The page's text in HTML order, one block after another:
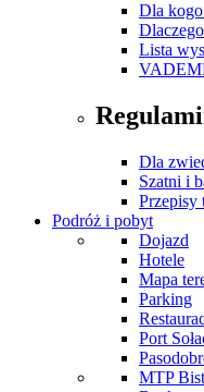
Dla
Lista
Dla
Szatni i
Przepisy
Podróż i pobyt
Dojazd
Hotele
Mapa
Parking
Port
MTP